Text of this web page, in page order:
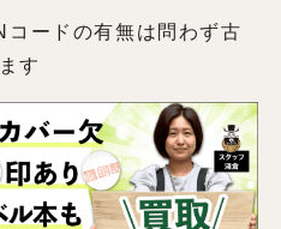
ードの有無は問わず古
す